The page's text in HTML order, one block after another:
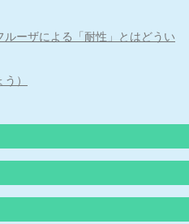
う！
ちゃんは縦抱っこより、抱きし
方に伝えたいこと
いて
ーザによる「耐性」とはどうい
）
から内服（プロプラノロール）
剤は必要？？